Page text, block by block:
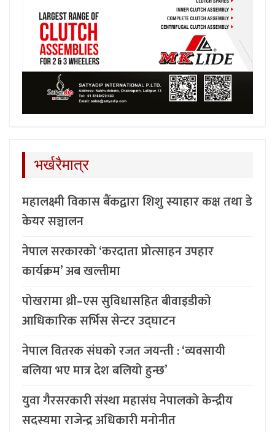
भर्खरैमात्र
महालक्ष्मी विकास बैंकद्वारा शिशु स्याहार कक्ष तथा डे
केयर सञ्चालन
नेपाल सरकारको ‘करदाता प्रोत्साहन उपहार
कार्यक्रम’ अब खल्तीमा
पोखरामा थ्री–एस सुविधासहित बीवाइडीको
आधिकारिक सर्भिस सेन्टर उद्घाटन
नेपाल वितरक संघको रजत जयन्ती : ‘व्यवसायी
बलिया भए मात्र देश बलियो हुन्छ’
युवा गैरसरकारी संस्था महासंघ नेपालको केन्द्रीय
सदस्यमा राजेन्द्र अधिकारी मनोनीत